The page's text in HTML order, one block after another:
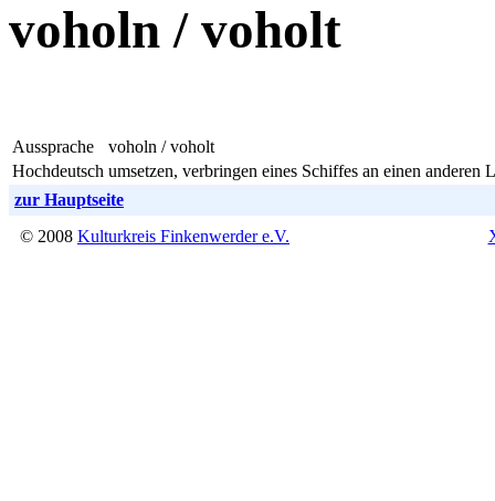
voholn / voholt
Aussprache
voholn / voholt
Hochdeutsch umsetzen, verbringen eines Schiffes an einen anderen
zur Hauptseite
© 2008 Kulturkreis Finkenwerder e.V.